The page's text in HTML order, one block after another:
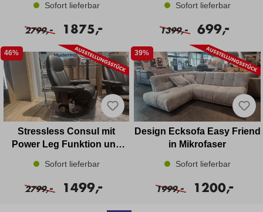
Relaxfunktion
Sofort lieferbar
2799,- 1875,
-
Sofort lieferbar
1399,- 699,
-
46%
Stressless Consul mit
Power Leg Funktion und
Sofort lieferbar
2799,- 1499,
-
39%
Design Ecksofa Easy Friend
in Mikrofaser
Sofort lieferbar
1999,- 1200,
-